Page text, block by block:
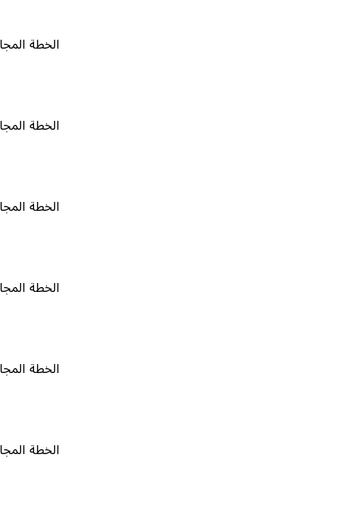
الخطة المجانية ٠
الخطة المجانية ٠
الخطة المجانية ٠
الخطة المجانية ٠
الخطة المجانية ٠
الخطة المجانية ٠